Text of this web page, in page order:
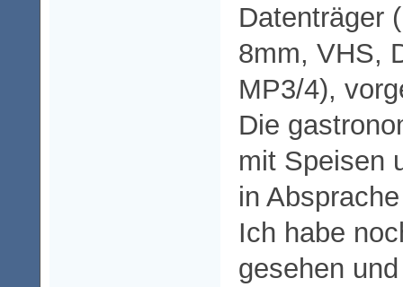
Datenträger
8mm, VHS,
MP3/4),
Die
mit Speisen
in
Ich habe
gesehen